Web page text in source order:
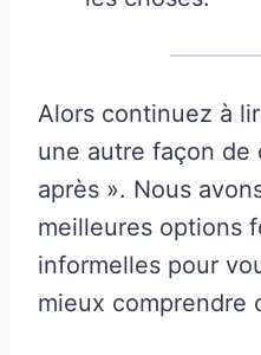
Alors continuez à
une autre façon de
après ». Nous
meilleures options
informelles pour
mieux comprendre